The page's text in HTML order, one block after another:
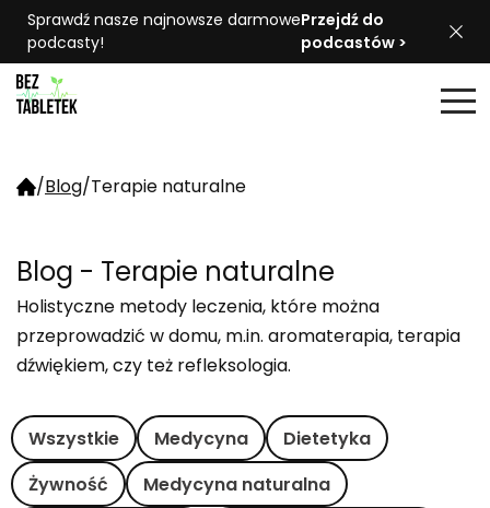
Sprawdź nasze najnowsze darmowe
podcasty!
Przejdź do
podcastów >
/Blog/Terapie naturalne
Blog - Terapie naturalne
Holistyczne metody leczenia, które można
przeprowadzić w domu, m.in. aromaterapia, terapia
dźwiękiem, czy też refleksologia.
Wszystkie Medycyna
Dietetyka
Żywność
Medycyna naturalna